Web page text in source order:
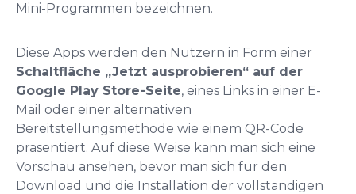
Mini-Programmen bezeichnen.
Diese Apps werden den Nutzern in Form einer
Schaltfläche „Jetzt ausprobieren“ auf der
Google Play Store-Seite, eines Links in einer E-
Mail oder einer alternativen
Bereitstellungsmethode wie einem QR-Code
präsentiert. Auf diese Weise kann man sich eine
Vorschau ansehen, bevor man sich für den
Download und die Installation der vollständigen